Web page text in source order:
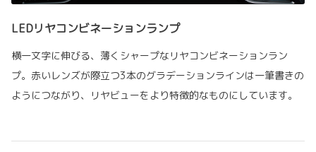
LEDリヤコンビネーションランプ
横一文字に伸びる、薄くシャープなリヤコンビネーションラン
プ。赤いレンズが際立つ3本のグラデーションラインは一筆書きの
ようにつながり、リヤビューをより特徴的なものにしています。